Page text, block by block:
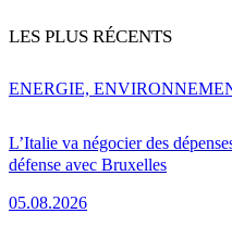
LES PLUS RÉCENTS
L’Italie va négocier des
défense avec Bruxelles
05.08.2026
ENERGIE,